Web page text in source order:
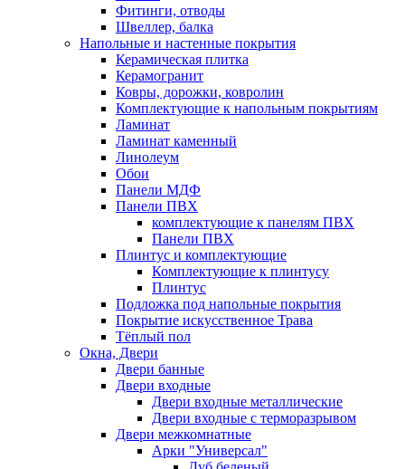
Фитинги, отводы
Швеллер, балка
Напольные и настенные покрытия
Керамическая плитка
Керамогранит
Ковры, дорожки, ковролин
Комплектующие к напольным покрытиям
Ламинат
Ламинат каменный
Линолеум
Обои
Панели МДФ
Панели ПВХ
комплектующие к панелям ПВХ
Панели ПВХ
Плинтус и комплектующие
Комплектующие к плинтусу
Плинтус
Подложка под напольные покрытия
Покрытие искусственное Трава
Тёплый пол
Окна, Двери
Двери банные
Двери входные
Двери входные металлические
Двери входные с терморазрывом
Двери межкомнатные
Арки "Универсал"